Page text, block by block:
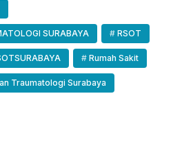
SURABAYA RSOT
Rumah Sakit
Traumatologi Surabaya